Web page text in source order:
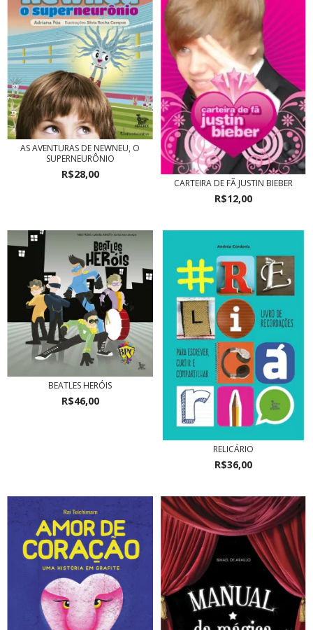
AS AVENTURAS DE NEWNEU, O
SUPERNEURÔNIO
R$28,00
CARTEIRA DE FÃ JUSTIN BIEBER
R$12,00
BEATLES HERÓIS
R$46,00
RELICÁRIO
R$36,00